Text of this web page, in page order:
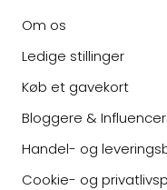
Om os
Ledige stillinger
Køb et gavekort
Bloggere &
Handel- og
Cookie- og